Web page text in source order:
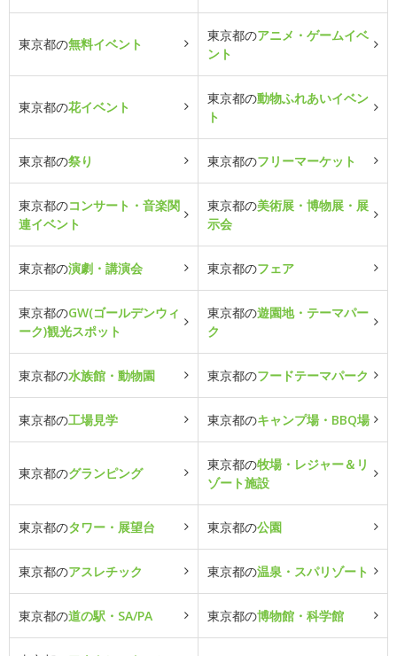
東京都の無料イベント
東京都のアニメ・ゲームイベ
ント
東京都の花イベント
東京都の動物ふれあいイベン
ト
東京都の祭り 東京都のフリーマーケット
東京都のコンサート・音楽関
連イベント
東京都の美術展・博物展・展
示会
東京都の演劇・講演会 東京都のフェア
東京都のGW(ゴールデンウィ
ーク)観光スポット
東京都の遊園地・テーマパー
ク
東京都の水族館・動物園 東京都のフードテーマパーク
東京都の工場見学 東京都のキャンプ場・BBQ場
東京都のグランピング
東京都の牧場・レジャー＆リ
ゾート施設
東京都のタワー・展望台 東京都の公園
東京都のアスレチック 東京都の温泉・スパリゾート
東京都の道の駅・SA/PA 東京都の博物館・科学館